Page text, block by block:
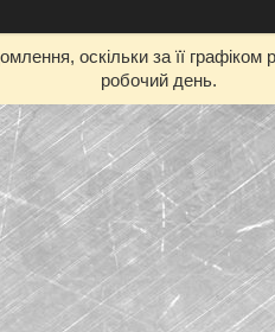
оскільки за її
робочий день.